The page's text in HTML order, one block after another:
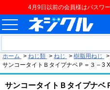
4月9日以前の会員様はパスワ
ホーム > ねじ類 > ねじ > 樹脂用ねじ >
サンコータイトＢタイプナベＰ＝３ – 3
サンコータイトＢタイプナベ